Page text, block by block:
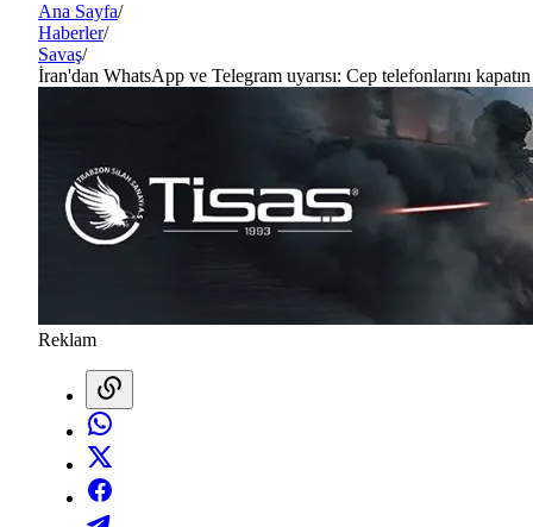
Ana Sayfa/
Haberler/
Savaş/
İran'dan WhatsApp ve Telegram uyarısı: Cep telefonlarını kapatın
Reklam